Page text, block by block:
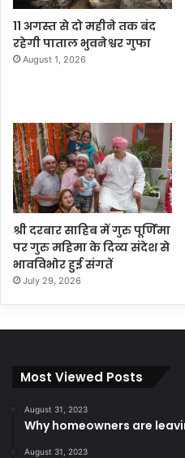
11 अगस्त से दो महीने तक बंद
रहेगी पाताल भुवनेश्वर गुफा
August 1, 2026
श्री दरबार साहिब में गुरु पूर्णिमा
पर गुरु महिमा के दिव्य संदेश से
भावविभोर हुई संगतें
July 29, 2026
Most Viewed Posts
August 31, 2023
Why homeowners are
August 31, 2023